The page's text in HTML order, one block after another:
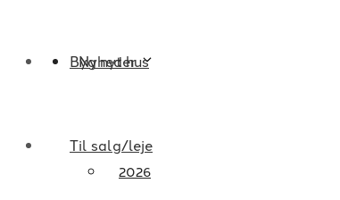
Nyheder
2026
Byg nyt hus
Til salg/leje